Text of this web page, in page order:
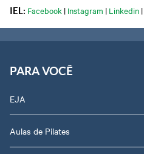
IEL: Facebook | Instagram | Linkedin |
PARA VOCÊ
EJA
Aulas de Pilates